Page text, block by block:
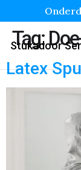
Stukadoor
Tag:
Latex